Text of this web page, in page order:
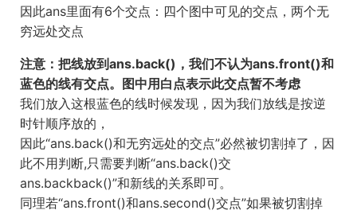
因此ans里面有6个交点：四个图中可见的交点，两个无
穷远处交点
注意：把线放到ans.back()，我们不认为ans.front()和
蓝色的线有交点。图中用白点表示此交点暂不考虑
我们放入这根蓝色的线时候发现，因为我们放线是按逆
时针顺序放的，
因此“ans.back()和无穷远处的交点”必然被切割掉了，因
此不用判断,只需要判断“ans.back()交
ans.backback()”和新线的关系即可。
同理若“ans.front()和ans.second()交点”如果被切割掉